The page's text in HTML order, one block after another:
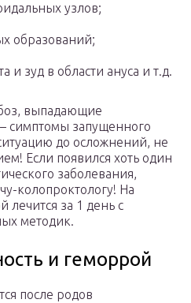
узлов;
образований;
и зуд в области ануса и т.д.
выпадающие
симптомы запущенного
до осложнений, не
Если появился хоть один
заболевания,
колопроктологу! На
лечится за 1 день с
методик.
и геморрой
после родов